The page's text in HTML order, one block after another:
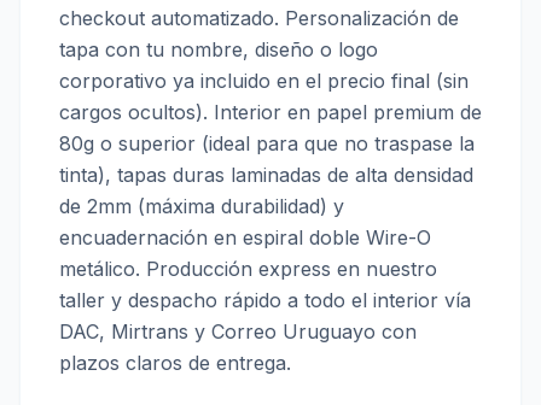
checkout automatizado. Personalización de
tapa con tu nombre, diseño o logo
corporativo ya incluido en el precio final (sin
cargos ocultos). Interior en papel premium de
80g o superior (ideal para que no traspase la
tinta), tapas duras laminadas de alta densidad
de 2mm (máxima durabilidad) y
encuadernación en espiral doble Wire-O
metálico. Producción express en nuestro
taller y despacho rápido a todo el interior vía
DAC, Mirtrans y Correo Uruguayo con
plazos claros de entrega.